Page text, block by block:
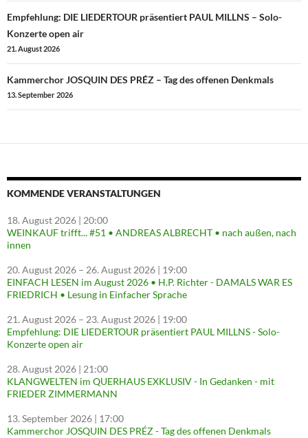
Beitragsnavigation
Empfehlung: DIE LIEDERTOUR präsentiert PAUL MILLNS – Solo-
Konzerte open air
21. August 2026
Kammerchor JOSQUIN DES PRÉZ – Tag des offenen Denkmals
13. September 2026
KOMMENDE VERANSTALTUNGEN
18. August 2026 | 20:00
WEINKAUF trifft... #51 • ANDREAS ALBRECHT • nach außen, nach
innen
20. August 2026 – 26. August 2026 | 19:00
EINFACH LESEN im August 2026 • H.P. Richter - DAMALS WAR ES
FRIEDRICH • Lesung in Einfacher Sprache
21. August 2026 – 23. August 2026 | 19:00
Empfehlung: DIE LIEDERTOUR präsentiert PAUL MILLNS - Solo-
Konzerte open air
28. August 2026 | 21:00
KLANGWELTEN im QUERHAUS EXKLUSIV - In Gedanken - mit
FRIEDER ZIMMERMANN
13. September 2026 | 17:00
Kammerchor JOSQUIN DES PRÉZ - Tag des offenen Denkmals